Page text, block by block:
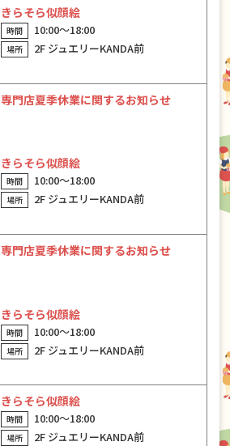
きらそら似顔絵
10:00〜18:00
2F ジュエリーKANDA前
専門店夏季休業に関するお知らせ
きらそら似顔絵
10:00〜18:00
2F ジュエリーKANDA前
専門店夏季休業に関するお知らせ
きらそら似顔絵
10:00〜18:00
2F ジュエリーKANDA前
きらそら似顔絵
10:00〜18:00
2F ジュエリーKANDA前